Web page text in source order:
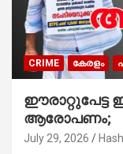
CRIME കേരളം
ഈരാറ്റുപേട്ട
ആരോപണം;
July 29, 2026